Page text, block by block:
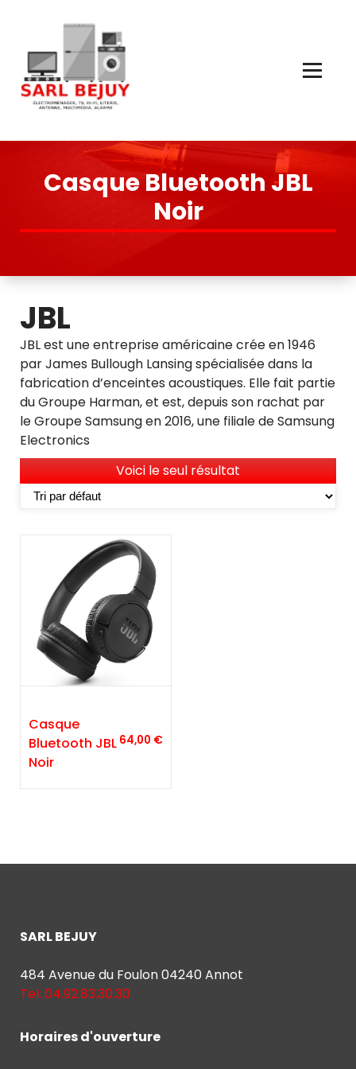
Content
Casque Bluetooth JBL
Noir
JBL
JBL est une entreprise américaine crée en 1946
par James Bullough Lansing spécialisée dans la
fabrication d’enceintes acoustiques. Elle fait partie
du Groupe Harman, et est, depuis son rachat par
le Groupe Samsung en 2016, une filiale de Samsung
Electronics
Voici le seul résultat
Casque
Bluetooth JBL
Noir
64,00 €
SARL BEJUY
484 Avenue du Foulon 04240 Annot
Tel: 04.92.83.30.30
Horaires d'ouverture